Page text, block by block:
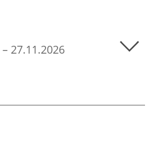
– 27.11.2026